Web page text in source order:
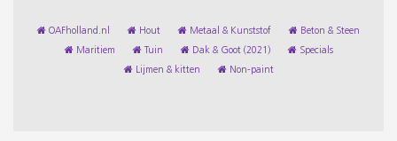
OAFholland.nl Hout Metaal & Kunststof Beton & Steen
Maritiem Tuin Dak & Goot (2021) Specials
Lijmen & kitten Non-paint